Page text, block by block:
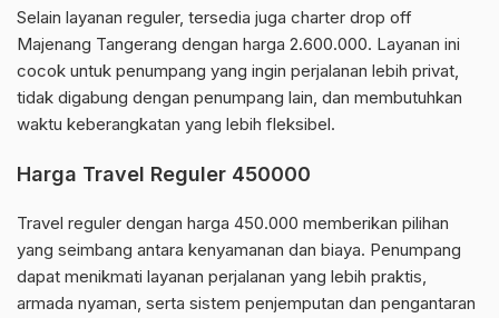
Selain layanan reguler, tersedia juga charter drop off
Majenang Tangerang dengan harga 2.600.000. Layanan ini
cocok untuk penumpang yang ingin perjalanan lebih privat,
tidak digabung dengan penumpang lain, dan membutuhkan
waktu keberangkatan yang lebih fleksibel.
Harga Travel Reguler 450000
Travel reguler dengan harga 450.000 memberikan pilihan
yang seimbang antara kenyamanan dan biaya. Penumpang
dapat menikmati layanan perjalanan yang lebih praktis,
armada nyaman, serta sistem penjemputan dan pengantaran